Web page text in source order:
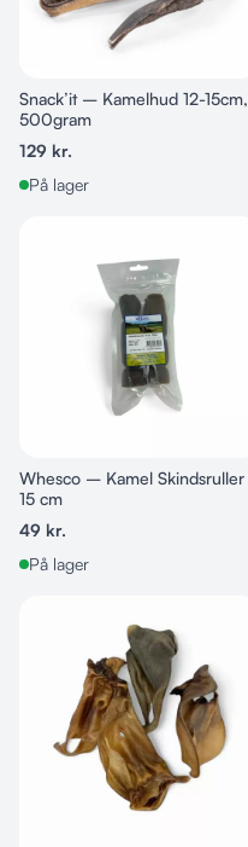
Snack’it – Kamelhud 12-15cm,
500gram
129 kr.
På lager
Whesco – Kamel Skindsruller
15 cm
49 kr.
På lager